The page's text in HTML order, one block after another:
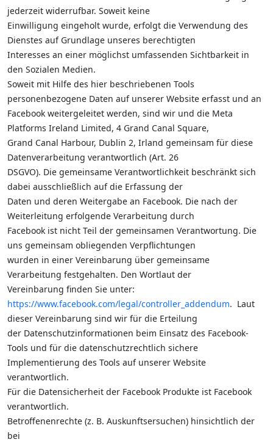
jederzeit widerrufbar. Soweit keine
Einwilligung eingeholt wurde, erfolgt die Verwendung des
Dienstes auf Grundlage unseres berechtigten
Interesses an einer möglichst umfassenden Sichtbarkeit in
den Sozialen Medien.
Soweit mit Hilfe des hier beschriebenen Tools
personenbezogene Daten auf unserer Website erfasst und an
Facebook weitergeleitet werden, sind wir und die Meta
Platforms Ireland Limited, 4 Grand Canal Square,
Grand Canal Harbour, Dublin 2, Irland gemeinsam für diese
Datenverarbeitung verantwortlich (Art. 26
DSGVO). Die gemeinsame Verantwortlichkeit beschränkt sich
dabei ausschließlich auf die Erfassung der
Daten und deren Weitergabe an Facebook. Die nach der
Weiterleitung erfolgende Verarbeitung durch
Facebook ist nicht Teil der gemeinsamen Verantwortung. Die
uns gemeinsam obliegenden Verpflichtungen
wurden in einer Vereinbarung über gemeinsame
Verarbeitung festgehalten. Den Wortlaut der
Vereinbarung finden Sie unter:
https://www.facebook.com/legal/controller_addendum. Laut
dieser Vereinbarung sind wir für die Erteilung
der Datenschutzinformationen beim Einsatz des Facebook-
Tools und für die datenschutzrechtlich sichere
Implementierung des Tools auf unserer Website
verantwortlich.
Für die Datensicherheit der Facebook Produkte ist Facebook
verantwortlich.
Betroffenenrechte (z. B. Auskunftsersuchen) hinsichtlich der
bei